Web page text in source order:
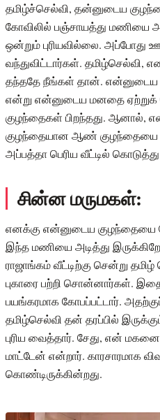
தமிழ்ச்செல்வி, தன்னுடைய
கோவிலில் பஞ்சாயத்து மணியை
ஒன்றும் புரியவில்லை.
வந்துவிட்டார்கள். தமிழ்செல்வி,
தந்ததே நீங்கள் தான்.
என்று என்னுடைய மனதை
குழந்தைகள் பிறந்தது. ஆனால்,
குழந்தையான ஆண் குழந்தையை
அப்பத்தா பெரிய வீட்டில்
சின்ன மருமகள்:
எனக்கு என்னுடைய குழந்தையை
இந்த மணியை அடித்து
ராஜாங்கம் வீட்டிற்கு சென்று
புகாரை பற்றி சொன்னார்கள். இதை
பயங்கரமாக கோபப்பட்டார்.
தமிழ்செல்வி தன் தரப்பில்
புரிய வைத்தார். சேது, என் மகனை
மாட்டேன் என்றார். காரசாரமாக
கொண்டிருக்கின்றது.